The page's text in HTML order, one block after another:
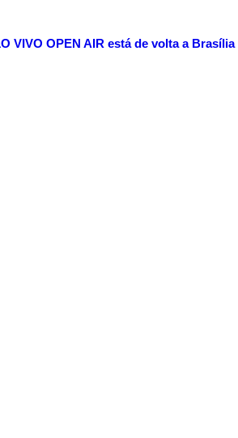
O VIVO OPEN AIR está de volta a Brasília